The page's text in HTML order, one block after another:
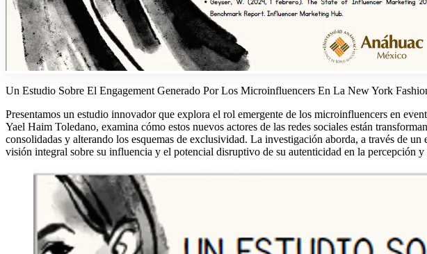
Un Estudio Sobre El Engagement Generado Por Los Microinfluencers En La New York
Presentamos un estudio innovador que explora el rol emergente de los microinfluencers en
Yael Haim Toledano, examina cómo estos nuevos actores de las redes sociales están
consolidadas y alterando los esquemas de exclusividad. La investigación aborda, a través de
visión integral sobre su influencia y el potencial disruptivo de su autenticidad en la percepción y